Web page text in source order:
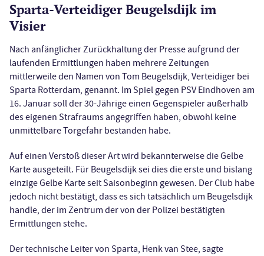
Sparta-Verteidiger Beugelsdijk im
Visier
Nach anfänglicher Zurückhaltung der Presse aufgrund der
laufenden Ermittlungen haben mehrere Zeitungen
mittlerweile den Namen von Tom Beugelsdijk, Verteidiger bei
Sparta Rotterdam, genannt. Im Spiel gegen PSV Eindhoven am
16. Januar soll der 30-Jährige einen Gegenspieler außerhalb
des eigenen Strafraums angegriffen haben, obwohl keine
unmittelbare Torgefahr bestanden habe.
Auf einen Verstoß dieser Art wird bekannterweise die Gelbe
Karte ausgeteilt. Für Beugelsdijk sei dies die erste und bislang
einzige Gelbe Karte seit Saisonbeginn gewesen. Der Club habe
jedoch nicht bestätigt, dass es sich tatsächlich um Beugelsdijk
handle, der im Zentrum der von der Polizei bestätigten
Ermittlungen stehe.
Der technische Leiter von Sparta, Henk van Stee, sagte